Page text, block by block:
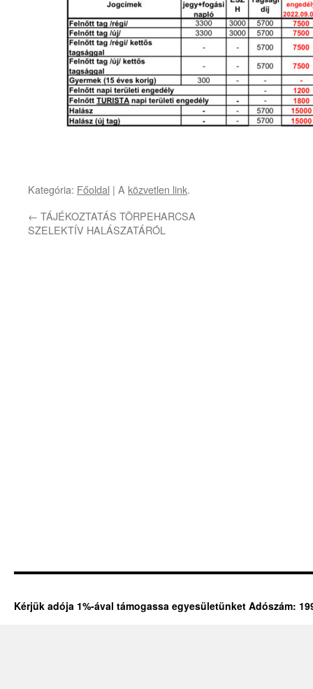
Kategória: Főoldal | A közvetlen link.
← TÁJÉKOZTATÁS TÖRPEHARCSA
SZELEKTÍV HALÁSZATÁRÓL
Kérjük adója 1%-ával támogassa egyesületünket Adószám: